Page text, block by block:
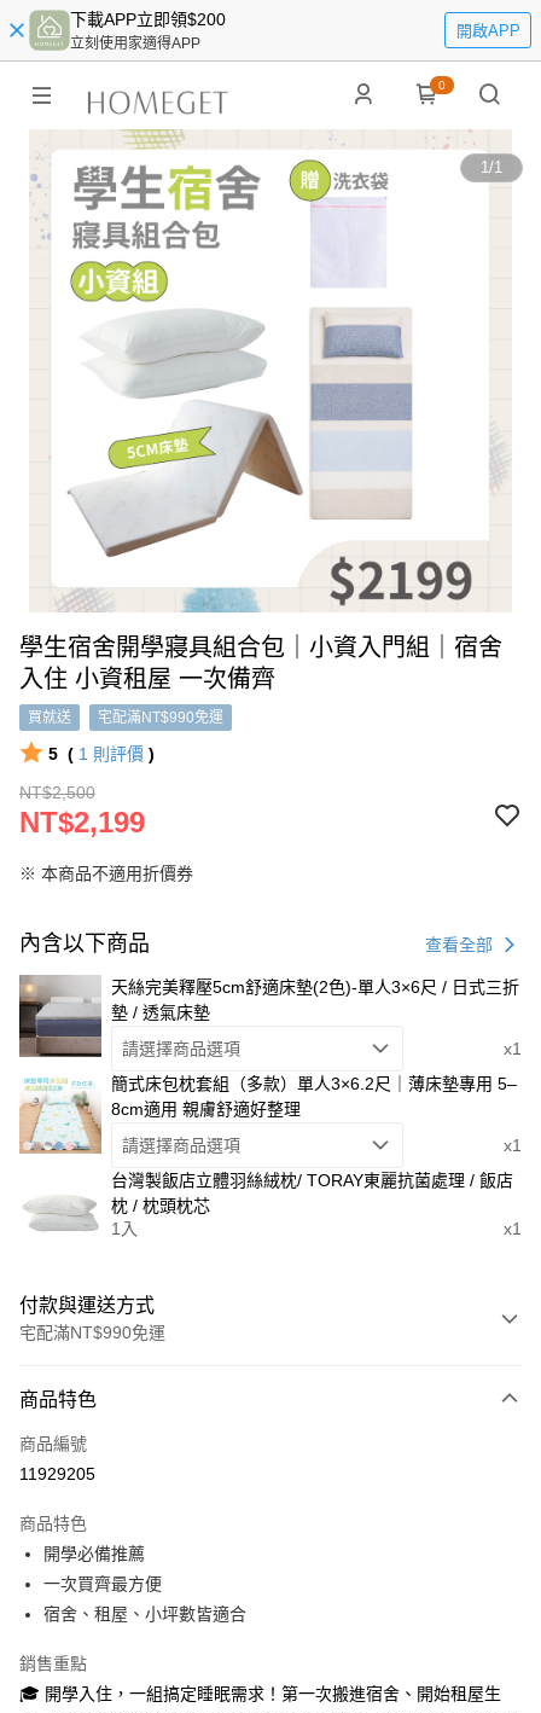
下載APP立即領$200
立刻使用家適得APP
開啟APP
0
1/1
學生宿舍開學寢具組合包｜小資入門組｜宿舍
入住 小資租屋 一次備齊
買就送 宅配滿NT$990免運
5 ( 1 則評價 )
NT$2,500
NT$2,199
※ 本商品不適用折價券
內含以下商品 查看全部
天絲完美釋壓5cm舒適床墊(2色)-單人3×6尺 / 日式三折
墊 / 透氣床墊
請選擇商品選項
x1
簡式床包枕套組（多款）單人3×6.2尺｜薄床墊專用 5–
8cm適用 親膚舒適好整理
請選擇商品選項
x1
台灣製飯店立體羽絲絨枕/ TORAY東麗抗菌處理 / 飯店
枕 / 枕頭枕芯
1入
x1
付款與運送方式
宅配滿NT$990免運
信用卡一次付款
LINE Pay
街口支付
悠遊付
全盈+PAY
商品特色
商品編號
11929205
商品特色
開學必備推薦
一次買齊最方便
宿舍、租屋、小坪數皆適合
銷售重點
🎓 開學入住，一組搞定睡眠需求！第一次搬進宿舍、開始租屋生